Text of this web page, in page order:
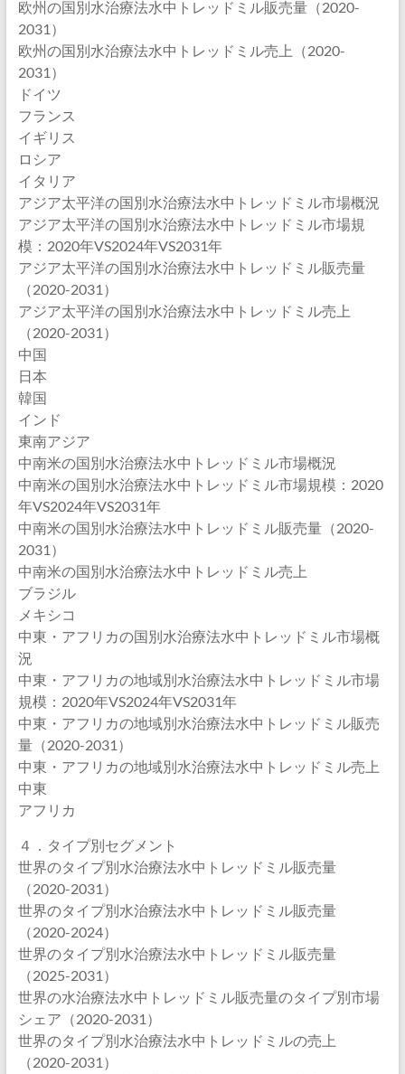
欧州の国別水治療法水中トレッドミル販売量（2020-
2031）
欧州の国別水治療法水中トレッドミル売上（2020-
2031）
ドイツ
フランス
イギリス
ロシア
イタリア
アジア太平洋の国別水治療法水中トレッドミル市場概況
アジア太平洋の国別水治療法水中トレッドミル市場規
模：2020年VS2024年VS2031年
アジア太平洋の国別水治療法水中トレッドミル販売量
（2020-2031）
アジア太平洋の国別水治療法水中トレッドミル売上
（2020-2031）
中国
日本
韓国
インド
東南アジア
中南米の国別水治療法水中トレッドミル市場概況
中南米の国別水治療法水中トレッドミル市場規模：2020
年VS2024年VS2031年
中南米の国別水治療法水中トレッドミル販売量（2020-
2031）
中南米の国別水治療法水中トレッドミル売上
ブラジル
メキシコ
中東・アフリカの国別水治療法水中トレッドミル市場概
況
中東・アフリカの地域別水治療法水中トレッドミル市場
規模：2020年VS2024年VS2031年
中東・アフリカの地域別水治療法水中トレッドミル販売
量（2020-2031）
中東・アフリカの地域別水治療法水中トレッドミル売上
中東
アフリカ
４．タイプ別セグメント
世界のタイプ別水治療法水中トレッドミル販売量
（2020-2031）
世界のタイプ別水治療法水中トレッドミル販売量
（2020-2024）
世界のタイプ別水治療法水中トレッドミル販売量
（2025-2031）
世界の水治療法水中トレッドミル販売量のタイプ別市場
シェア（2020-2031）
世界のタイプ別水治療法水中トレッドミルの売上
（2020-2031）